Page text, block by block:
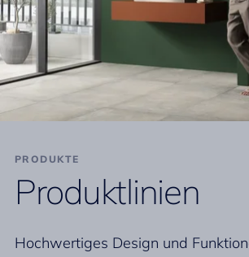
PRODUKTE
Produktlinien
Hochwertiges Design und